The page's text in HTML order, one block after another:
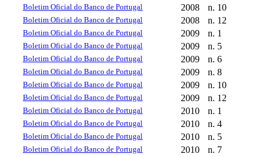
Boletim Oficial do Banco de Portugal 2008 n. 10
Boletim Oficial do Banco de Portugal 2008 n. 12
Boletim Oficial do Banco de Portugal 2009 n. 1
Boletim Oficial do Banco de Portugal 2009 n. 5
Boletim Oficial do Banco de Portugal 2009 n. 6
Boletim Oficial do Banco de Portugal 2009 n. 8
Boletim Oficial do Banco de Portugal 2009 n. 10
Boletim Oficial do Banco de Portugal 2009 n. 12
Boletim Oficial do Banco de Portugal 2010 n. 1
Boletim Oficial do Banco de Portugal 2010 n. 4
Boletim Oficial do Banco de Portugal 2010 n. 5
Boletim Oficial do Banco de Portugal 2010 n. 7